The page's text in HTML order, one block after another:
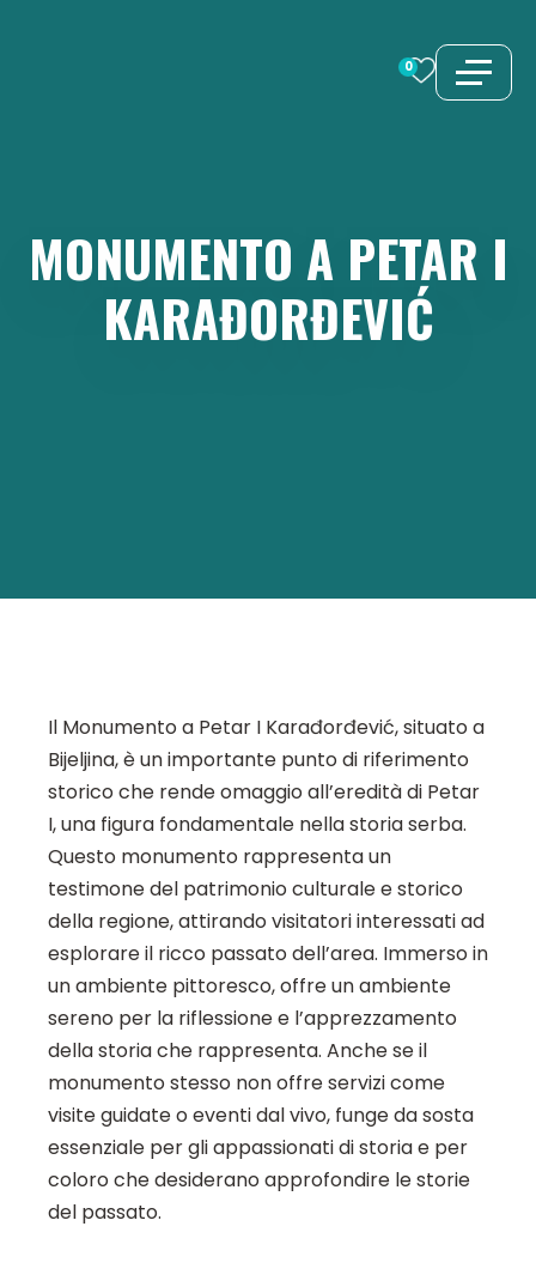
0
MONUMENTO A PETAR I
KARAĐORĐEVIĆ
Il Monumento a Petar I Karađorđević, situato a
Bijeljina, è un importante punto di riferimento
storico che rende omaggio all’eredità di Petar
I, una figura fondamentale nella storia serba.
Questo monumento rappresenta un
testimone del patrimonio culturale e storico
della regione, attirando visitatori interessati ad
esplorare il ricco passato dell’area. Immerso in
un ambiente pittoresco, offre un ambiente
sereno per la riflessione e l’apprezzamento
della storia che rappresenta. Anche se il
monumento stesso non offre servizi come
visite guidate o eventi dal vivo, funge da sosta
essenziale per gli appassionati di storia e per
coloro che desiderano approfondire le storie
del passato.